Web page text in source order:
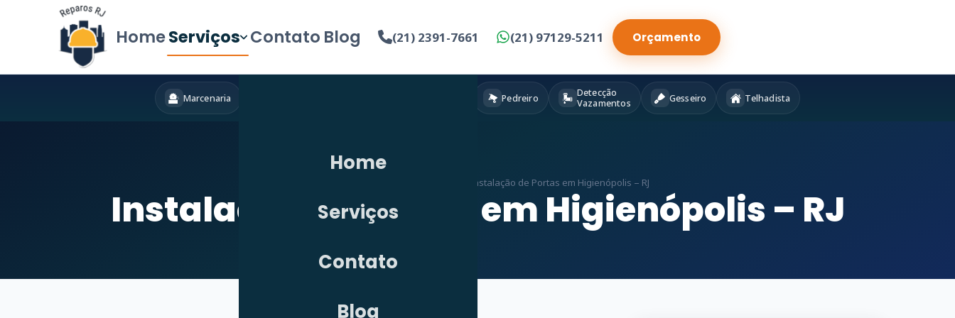
HomeServiços Contato Blog (21) 2391-7661 (21) 97129-5211 Orçamento
Home
Serviços
Contato
Blog
Marcenaria Pedreiro
Detecção
Vazamentos
Gesseiro Telhadista
Instalação de Portas em Higienópolis – RJ
Instalação de Portas em Higienópolis – RJ